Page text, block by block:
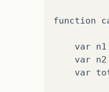
function
var n1
var n2
var